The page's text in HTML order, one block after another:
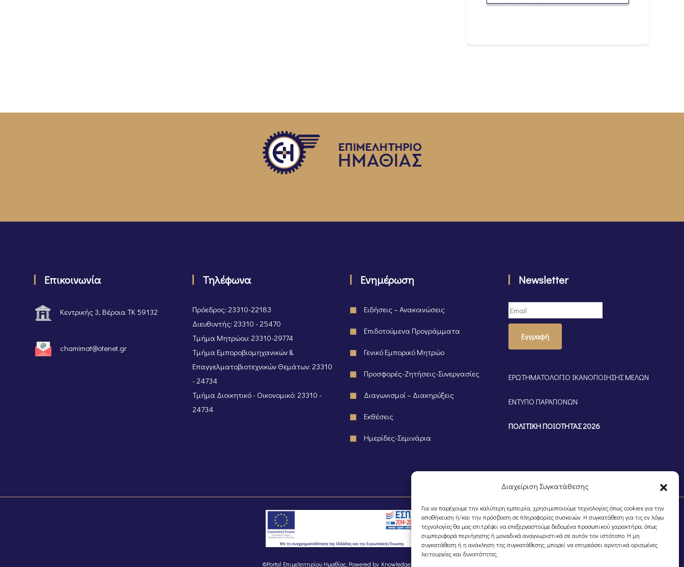
Διαχείριση Συγκατάθεσης
Για να παρέχουμε την καλύτερη εμπειρία, χρησιμοποιούμε τεχνολογίες όπως cookies για την
αποθήκευση ή/και την πρόσβαση σε πληροφορίες συσκευών. Η συγκατάθεση για τις εν λόγω
τεχνολογίες θα μας επιτρέψει να επεξεργαστούμε δεδομένα προσωπικού χαρακτήρα, όπως
συμπεριφορά περιήγησης ή μοναδικά αναγνωριστικά σε αυτόν τον ιστότοπο. Η μη
συγκατάθεση ή η ανάκληση της συγκατάθεσης, μπορεί να επηρεάσει αρνητικά ορισμένες
λειτουργίες και δυνατότητες.
Επικοινωνία
Κεντρικής 3, Βέροια ΤΚ 59132
chamimat@otenet.gr
Τηλέφωνα
Πρόεδρος: 23310-22183
Διευθυντής: 23310 - 25470
Τμήμα Μητρώου: 23310-29774
Τμήμα Εμποροβιομηχανικών &
Επαγγελματοβιοτεχνικών Θεμάτων: 23310
- 24734
Τμήμα Διοικητικό - Οικονομικό: 23310 -
24734
Ενημέρωση
Ειδήσεις – Ανακοινώσεις
Επιδοτούμενα Προγράμματα
Γενικό Εμπορικό Μητρώο
Προσφορές-Ζητήσεις-Συνεργασίες
Διαγωνισμοί – Διακηρύξεις
Εκθέσεις
Ημερίδες-Σεμινάρια
Newsletter
Εγγραφή
ΕΡΩΤΗΜΑΤΟΛΟΓΙΟ ΙΚΑΝΟΠΟΙΗΣΗΣ ΜΕΛΩΝ
ΕΝΤΥΠΟ ΠΑΡΑΠΟΝΩΝ
ΠΟΛΙΤΙΚΗ ΠΟΙΟΤΗΤΑΣ 2026
©Portal Επιμελητηρίου Ημαθίας, Powered by Knowledge A.E.